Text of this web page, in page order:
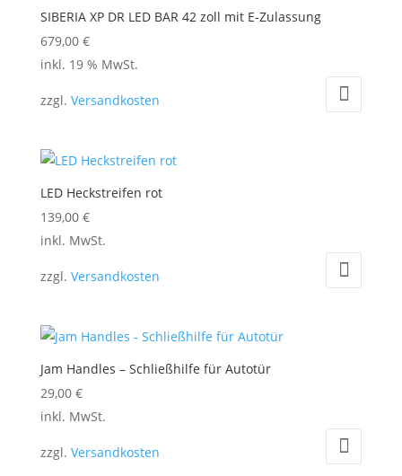
SIBERIA XP DR LED BAR 42 zoll mit E-Zulassung
679,00 €
inkl. 19 % MwSt.
zzgl. Versandkosten
LED Heckstreifen rot
139,00 €
Dieses
weist
Varianten
Die
Optionen
können
auf
inkl. MwSt.
zzgl. Versandkosten
Jam Handles – Schließhilfe für Autotür
29,00 €
Dieses
weist
inkl. MwSt.
zzgl. Versandkosten